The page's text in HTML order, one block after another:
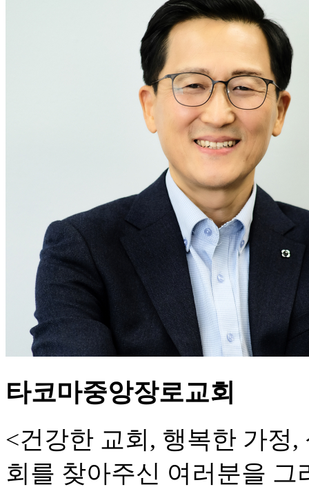
타코마중앙장로교회
<건강한 교회, 행복한 가정
회를 찾아주신 여러분을